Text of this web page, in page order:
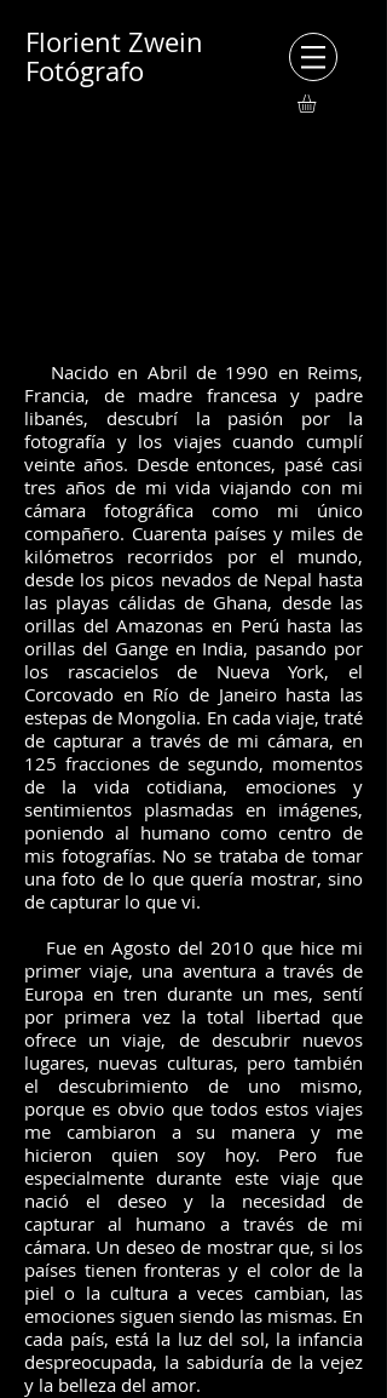
Florient Zwein
Fotógrafo
Nacido en Abril de 1990 en Reims,
Francia, de madre francesa y padre
libanés, descubrí la pasión por la
fotografía y los viajes cuando cumplí
veinte años. Desde entonces, pasé casi
tres años de mi vida viajando con mi
cámara fotográfica como mi único
compañero. Cuarenta países y miles de
kilómetros recorridos por el mundo,
desde los picos nevados de Nepal hasta
las playas cálidas de Ghana, desde las
orillas del Amazonas en Perú hasta las
orillas del Gange en India, pasando por
los rascacielos de Nueva York, el
Corcovado en Río de Janeiro hasta las
estepas de Mongolia. En cada viaje, traté
de capturar a través de mi cámara, en
125 fracciones de segundo, momentos
de la vida cotidiana, emociones y
sentimientos plasmadas en imágenes,
poniendo al humano como centro de
mis fotografías. No se trataba de tomar
una foto de lo que quería mostrar, sino
de capturar lo que vi.
Fue en Agosto del 2010 que hice mi
primer viaje, una aventura a través de
Europa en tren durante un mes, sentí
por primera vez la total libertad que
ofrece un viaje, de descubrir nuevos
lugares, nuevas culturas, pero también
el descubrimiento de uno mismo,
porque es obvio que todos estos viajes
me cambiaron a su manera y me
hicieron quien soy hoy. Pero fue
especialmente durante este viaje que
nació el deseo y la necesidad de
capturar al humano a través de mi
cámara. Un deseo de mostrar que, si los
países tienen fronteras y el color de la
piel o la cultura a veces cambian, las
emociones siguen siendo las mismas. En
cada país, está la luz del sol, la infancia
despreocupada, la sabiduría de la vejez
y la belleza del amor.